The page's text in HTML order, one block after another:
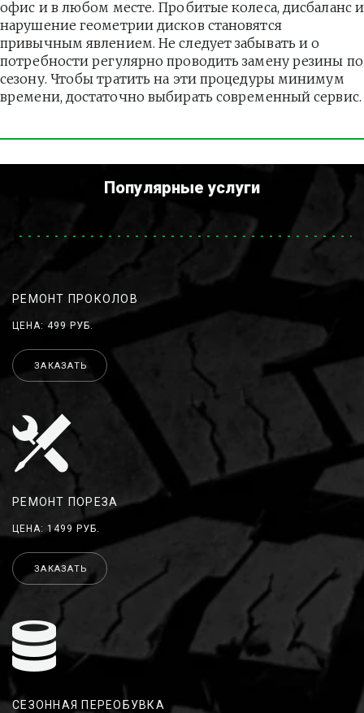
офис и в любом месте. Пробитые колеса, дисбаланс и
нарушение геометрии дисков становятся
привычным явлением. Не следует забывать и о
потребности регулярно проводить замену резины по
сезону. Чтобы тратить на эти процедуры минимум
времени, достаточно выбирать современный сервис.
Популярные услуги
РЕМОНТ ПРОКОЛОВ
ЦЕНА: 499 РУБ.
ЗАКАЗАТЬ
РЕМОНТ ПОРЕЗА
ЦЕНА: 1499 РУБ.
ЗАКАЗАТЬ
СЕЗОННАЯ ПЕРЕОБУВКА